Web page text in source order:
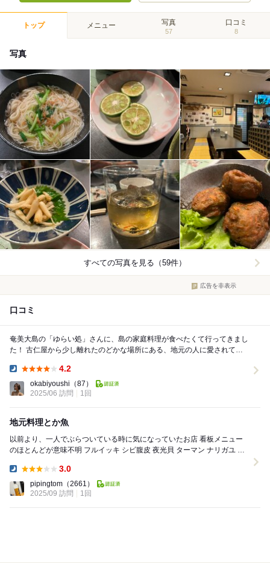
トップ メニュー 写真
57
口コミ
8
写真
すべての写真を見る（59件）
広告を非表示
口コミ
奄美大島の「ゆらい処」さんに、島の家庭料理が食べたくて行ってきまし
た！ 古仁屋から少し離れたのどかな場所にある、地元の人に愛されてい
4.2
okabiyoushi （87）
2025/06 訪問
1回
地元料理とか魚
以前より、一人でぶらついている時に気になっていたお店 看板メニュー
のほとんどが意味不明 フルイッキ シビ腹皮 夜光貝 ターマン ナリガユ マ
3.0
pipingtom （2661）
2025/09 訪問
1回